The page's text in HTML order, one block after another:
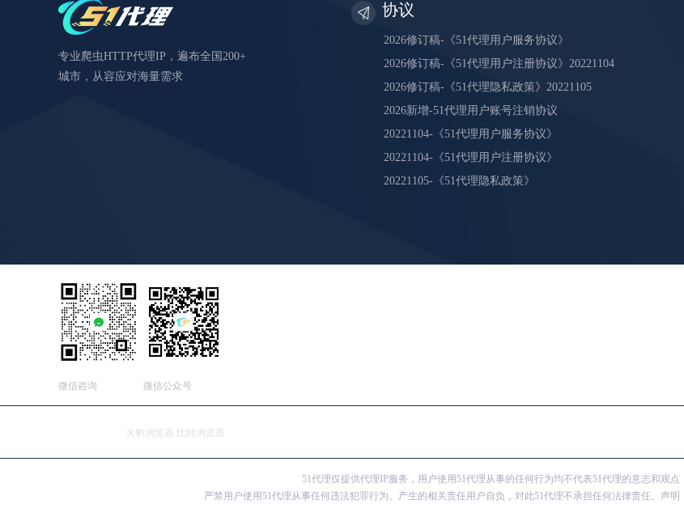
专业爬虫HTTP代理IP，遍布全国200+
城市，从容应对海量需求
协议
2026修订稿-《51代理用户服务协议》
2026修订稿-《51代理用户注册协议》20221104
2026修订稿-《51代理隐私政策》20221105
2026新增-51代理用户账号注销协议
20221104-《51代理用户服务协议》
20221104-《51代理用户注册协议》
20221105-《51代理隐私政策》
微信咨询 微信公众号
火豹浏览器 比特浏览器
51代理仅提供代理IP服务，用户使用51代理从事的任何行为均不代表51代理的意志和观点
严禁用户使用51代理从事任何违法犯罪行为。产生的相关责任用户自负，对此51代理不承担任何法律责任。声明